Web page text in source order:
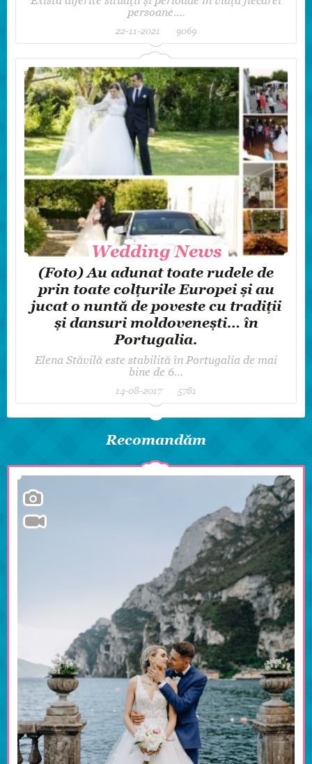
persoane.…
22-11-2021 9069
Wedding News
Wedding News
(Foto) Au adunat toate rudele de
prin toate colțurile Europei și au
jucat o nuntă de poveste cu tradiții
și dansuri moldovenești… în
Portugalia.
Elena Stăvilă este stabilită în Portugalia de mai
bine de 6…
14-08-2017 5781
Recomandăm